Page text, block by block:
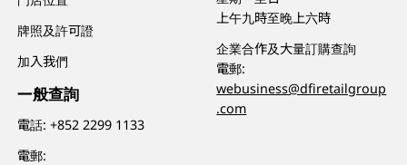
牌照及許可證
加入我們
一般查詢
電話:+852 2299 1133
電郵:
上午九時至晚上六時
企業合作及大量訂購查詢
電郵:
webusiness@dfiretailgroup
.com